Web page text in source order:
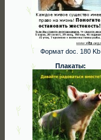
Формат doc. 180 Kb
Плакаты: